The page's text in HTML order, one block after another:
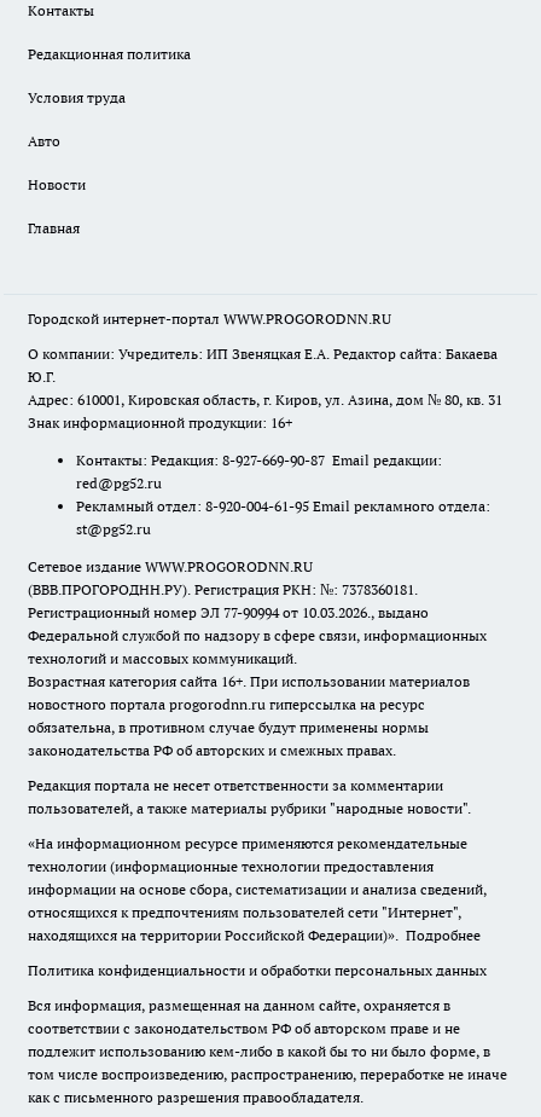
Контакты
Редакционная политика
Условия труда
Авто
Новости
Главная
Городской интернет-портал WWW.PROGORODNN.RU
О компании: Учредитель: ИП Звеняцкая Е.А. Редактор сайта: Бакаева
Ю.Г.
Адрес: 610001, Кировская область, г. Киров, ул. Азина, дом № 80, кв. 31
Знак информационной продукции: 16+
Контакты: Редакция: 8-927-669-90-87 Email редакции:
red@pg52.ru
Рекламный отдел: 8-920-004-61-95 Email рекламного отдела:
st@pg52.ru
Сетевое издание WWW.PROGORODNN.RU
(ВВВ.ПРОГОРОДНН.РУ). Регистрация РКН: №: 7378360181.
Регистрационный номер ЭЛ 77-90994 от 10.03.2026., выдано
Федеральной службой по надзору в сфере связи, информационных
технологий и массовых коммуникаций.
Возрастная категория сайта 16+. При использовании материалов
новостного портала progorodnn.ru гиперссылка на ресурс
обязательна, в противном случае будут применены нормы
законодательства РФ об авторских и смежных правах.
Редакция портала не несет ответственности за комментарии
пользователей, а также материалы рубрики "народные новости".
«На информационном ресурсе применяются рекомендательные
технологии (информационные технологии предоставления
информации на основе сбора, систематизации и анализа сведений,
относящихся к предпочтениям пользователей сети "Интернет",
находящихся на территории Российской Федерации)». Подробнее
Политика конфиденциальности и обработки персональных данных
Вся информация, размещенная на данном сайте, охраняется в
соответствии с законодательством РФ об авторском праве и не
подлежит использованию кем-либо в какой бы то ни было форме, в
том числе воспроизведению, распространению, переработке не иначе
как с письменного разрешения правообладателя.